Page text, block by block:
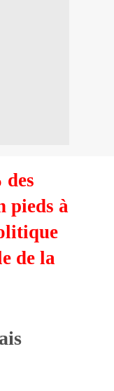
des
pieds à
de la